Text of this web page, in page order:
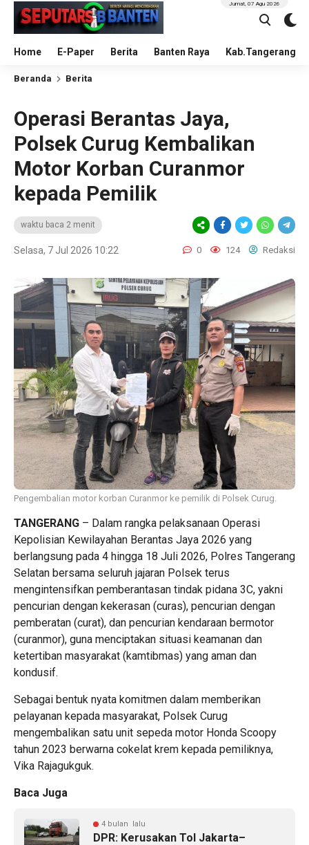
Home E-Paper Berita Banten Raya Kab.Tangerang
Jumat, 07 Agu 2026
Beranda Berita
Operasi Berantas Jaya,
Polsek Curug Kembalikan
Motor Korban Curanmor
kepada Pemilik
waktu baca 2 menit
Selasa, 7 Jul 2026 10:22 0 124 Redaksi
Pengembalian motor korban Curanmor ke pemilik di Polsek Curug.
TANGERANG – Dalam rangka pelaksanaan Operasi
Kepolisian Kewilayahan Berantas Jaya 2026 yang
berlangsung pada 4 hingga 18 Juli 2026, Polres Tangerang
Selatan bersama seluruh jajaran Polsek terus
mengintensifkan pemberantasan tindak pidana 3C, yakni
pencurian dengan kekerasan (curas), pencurian dengan
pemberatan (curat), dan pencurian kendaraan bermotor
(curanmor), guna menciptakan situasi keamanan dan
ketertiban masyarakat (kamtibmas) yang aman dan
kondusif.
Sebagai bentuk nyata komitmen dalam memberikan
pelayanan kepada masyarakat, Polsek Curug
mengembalikan satu unit sepeda motor Honda Scoopy
tahun 2023 berwarna cokelat krem kepada pemiliknya,
Vika Rajagukguk.
Baca Juga
4 bulan lalu
DPR: Kerusakan Tol Jakarta–